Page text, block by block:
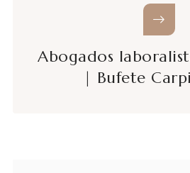
Abogados
| Bufete